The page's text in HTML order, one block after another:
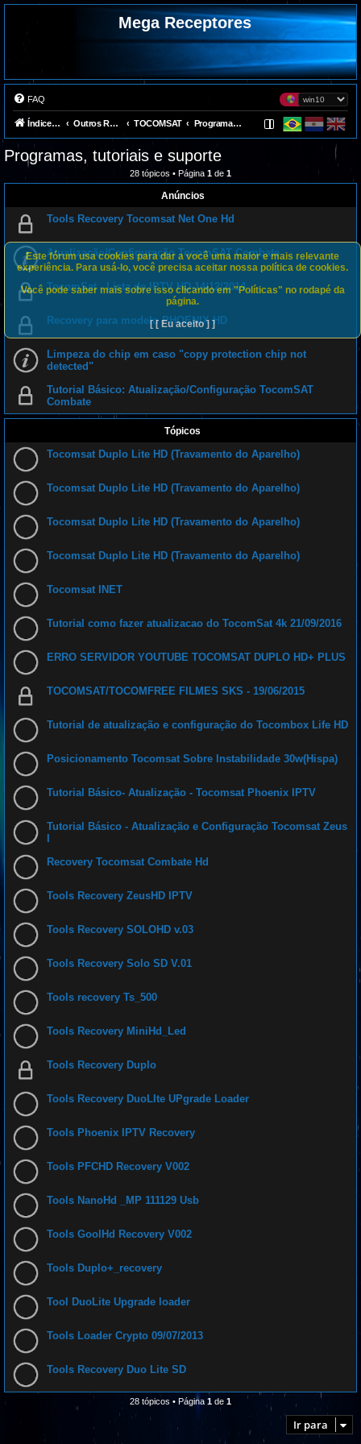
Mega Receptores
FAQ
Índice do fórum Outros Receptores TOCOMSAT Programas, tutoriais e suporte
Programas, tutoriais e suporte
28 tópicos • Página 1 de 1
Anúncios
Tools Recovery Tocomsat Net One Hd
Atualização/Configuração TocomSAT Combate
TocomSat - Lista de IPTV HD-14/12/2014
Recovery para modelo PHOENIX HD
Limpeza do chip em caso "copy protection chip not
detected"
Tutorial Básico: Atualização/Configuração TocomSAT
Combate
Tópicos
Tocomsat Duplo Lite HD (Travamento do Aparelho)
Tocomsat Duplo Lite HD (Travamento do Aparelho)
Tocomsat Duplo Lite HD (Travamento do Aparelho)
Tocomsat Duplo Lite HD (Travamento do Aparelho)
Tocomsat INET
Tutorial como fazer atualizacao do TocomSat 4k 21/09/2016
ERRO SERVIDOR YOUTUBE TOCOMSAT DUPLO HD+ PLUS
TOCOMSAT/TOCOMFREE FILMES SKS - 19/06/2015
Tutorial de atualização e configuração do Tocombox Life HD
Posicionamento Tocomsat Sobre Instabilidade 30w(Hispa)
Tutorial Básico- Atualização - Tocomsat Phoenix IPTV
Tutorial Básico - Atualização e Configuração Tocomsat Zeus
Recovery Tocomsat Combate Hd
Tools Recovery ZeusHD IPTV
Tools Recovery SOLOHD v.03
Tools Recovery Solo SD V.01
Tools recovery Ts_500
Tools Recovery MiniHd_Led
Tools Recovery Duplo
Tools Recovery DuoLIte UPgrade Loader
Tools Phoenix IPTV Recovery
Tools PFCHD Recovery V002
Tools NanoHd _MP 111129 Usb
Tools GoolHd Recovery V002
Tools Duplo+_recovery
Tool DuoLite Upgrade loader
Tools Loader Crypto 09/07/2013
Tools Recovery Duo Lite SD
28 tópicos • Página 1 de 1
Ir para
Este fórum usa cookies para dar a você uma maior e mais relevante
experiência. Para usá-lo, você precisa aceitar nossa política de cookies.
Você pode saber mais sobre isso clicando em "Políticas" no rodapé da
página.
[ [ Eu aceito ] ]